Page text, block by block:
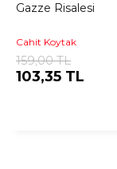
Gazze Risalesi
Cahit Koytak
159,00 TL
103,35 TL